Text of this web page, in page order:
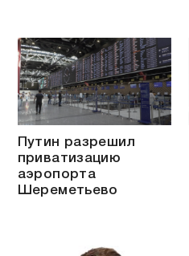
Путин разрешил
приватизацию
аэропорта
Шереметьево